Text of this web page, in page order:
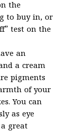
the
to buy in, or
test on the
an
a cream
pigments
of your
You can
as eye
great